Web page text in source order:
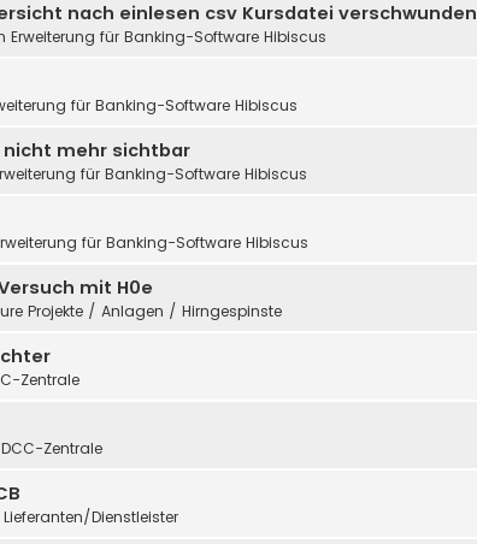
nach einlesen csv Kursdatei verschwunden
Erweiterung für Banking-Software Hibiscus
für Banking-Software Hibiscus
mehr sichtbar
für Banking-Software Hibiscus
für Banking-Software Hibiscus
mit H0e
Projekte / Anlagen / Hirngespinste
Zentrale
DCC-Zentrale
Lieferanten/Dienstleister